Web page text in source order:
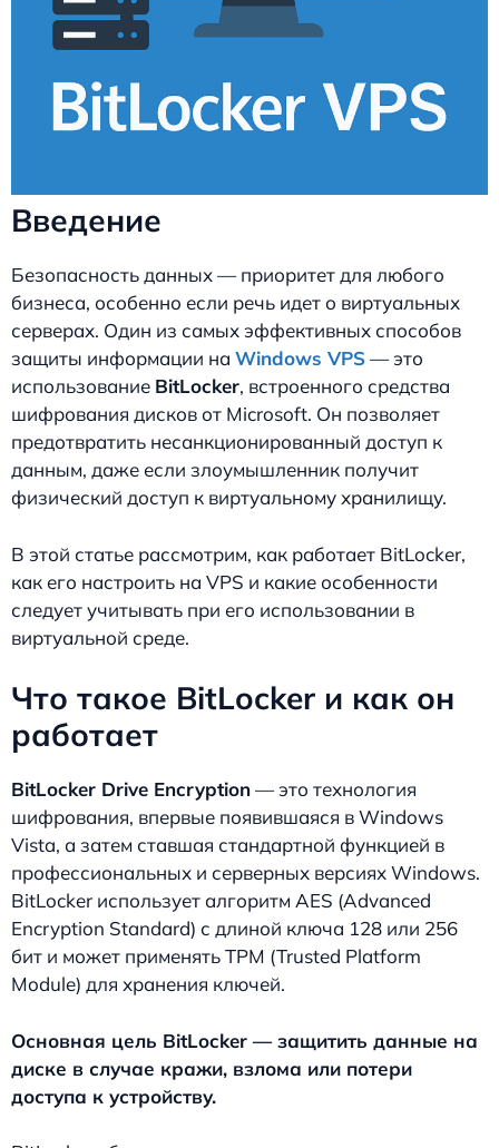
Введение
Безопасность данных — приоритет для любого
бизнеса, особенно если речь идет о виртуальных
серверах. Один из самых эффективных способов
защиты информации на Windows VPS— это
использование BitLocker, встроенного средства
шифрования дисков от Microsoft. Он позволяет
предотвратить несанкционированный доступ к
данным, даже если злоумышленник получит
физический доступ к виртуальному хранилищу.
В этой статье рассмотрим, как работает BitLocker,
как его настроить на VPS и какие особенности
следует учитывать при его использовании в
виртуальной среде.
Что такое BitLocker и как он
работает
BitLocker Drive Encryption— это технология
шифрования, впервые появившаяся в Windows
Vista, а затем ставшая стандартной функцией в
профессиональных и серверных версиях Windows.
BitLocker использует алгоритм AES (Advanced
Encryption Standard) с длиной ключа 128 или 256
бит и может применять TPM (Trusted Platform
Module) для хранения ключей.
Основная цель BitLocker — защитить данные на
диске в случае кражи, взлома или потери
доступа к устройству.